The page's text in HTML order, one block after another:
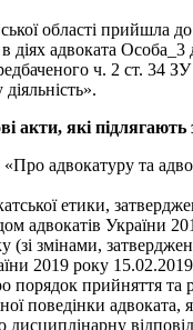
області прийшла
в діях адвоката
ч. 2 ст. 34
акти, які підлягають
адвокатуру та
етики,
адвокатів України
(зі змінами,
2019 року
порядок прийняття та
поведінки адвоката,
дисциплінарну